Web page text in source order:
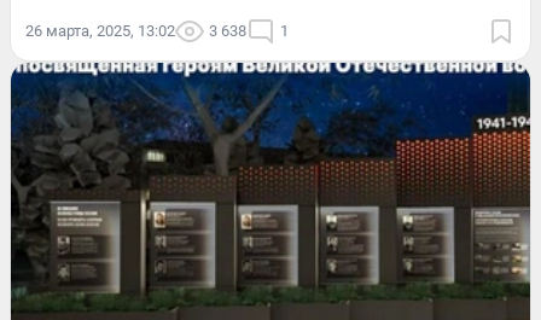
26 марта, 2025, 13:02 3 638 1